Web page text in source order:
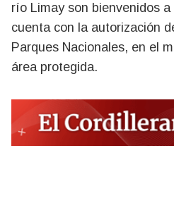
río Limay son bienvenidos
cuenta con la autorización
Parques Nacionales, en el
área protegida.